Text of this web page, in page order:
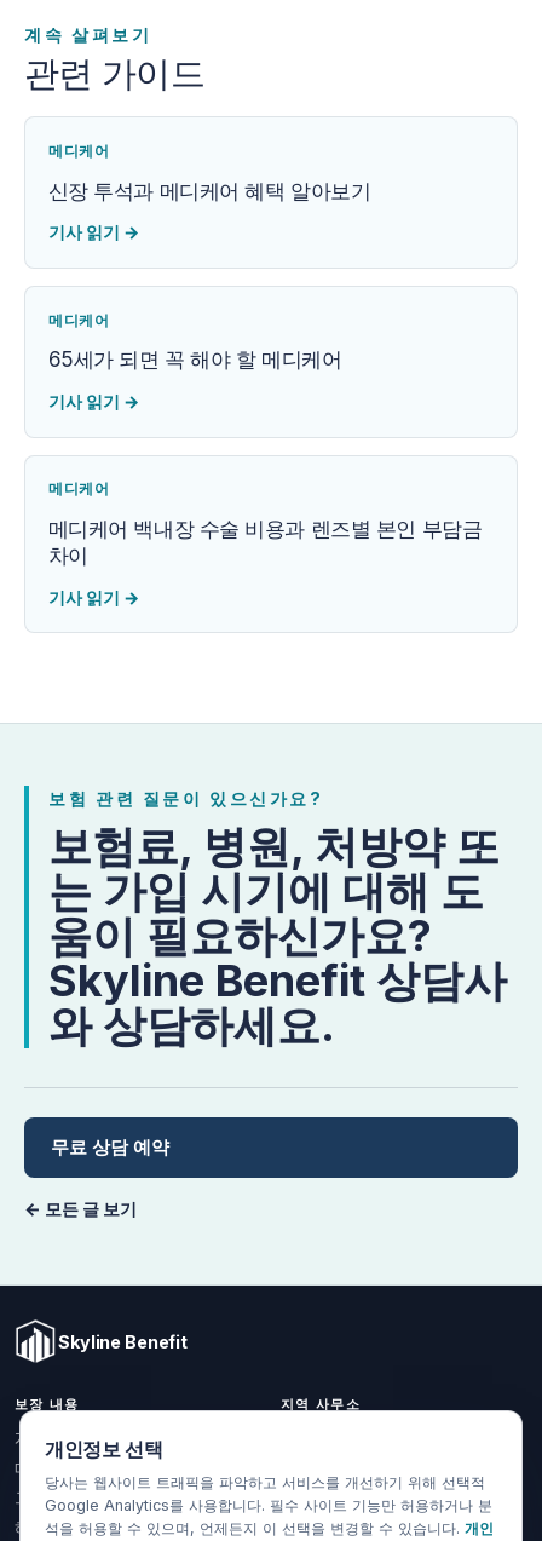
계속 살펴보기
관련 가이드
메디케어
신장 투석과 메디케어 혜택 알아보기
기사 읽기 →
메디케어
65세가 되면 꼭 해야 할 메디케어
기사 읽기 →
메디케어
메디케어 백내장 수술 비용과 렌즈별 본인 부담금
차이
기사 읽기 →
보험 관련 질문이 있으신가요?
보험료, 병원, 처방약 또
는 가입 시기에 대해 도
움이 필요하신가요?
Skyline Benefit 상담사
와 상담하세요.
무료 상담 예약
← 모든 글 보기
Skyline Benefit
보장 내용
개인 및 가족
메디케어
그룹 건강보험
해외 건강보험
지역 사무소
(714) 888-5112
info@skylinebenefit.com
개인정보 선택
당사는 웹사이트 트래픽을 파악하고 서비스를 개선하기 위해 선택적
Google Analytics를 사용합니다. 필수 사이트 기능만 허용하거나 분
석을 허용할 수 있으며, 언제든지 이 선택을 변경할 수 있습니다. 개인